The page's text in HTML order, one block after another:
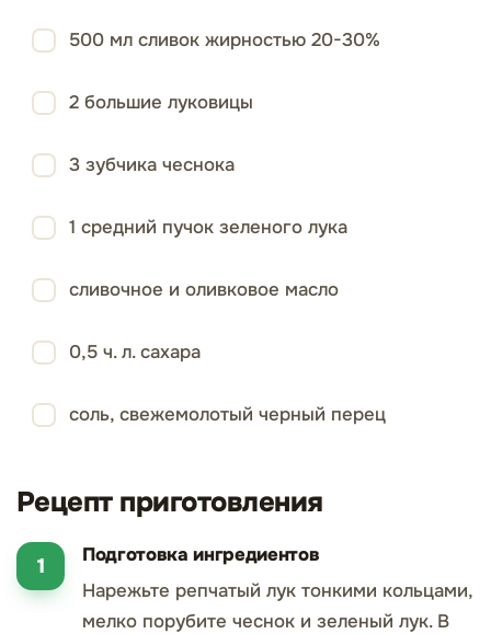
500 мл сливок жирностью 20-30%
2 большие луковицы
3 зубчика чеснока
1 средний пучок зеленого лука
сливочное и оливковое масло
0,5 ч. л. сахара
соль, свежемолотый черный перец
Рецепт приготовления
Подготовка ингредиентов
Нарежьте репчатый лук тонкими кольцами,
мелко порубите чеснок и зеленый лук. В